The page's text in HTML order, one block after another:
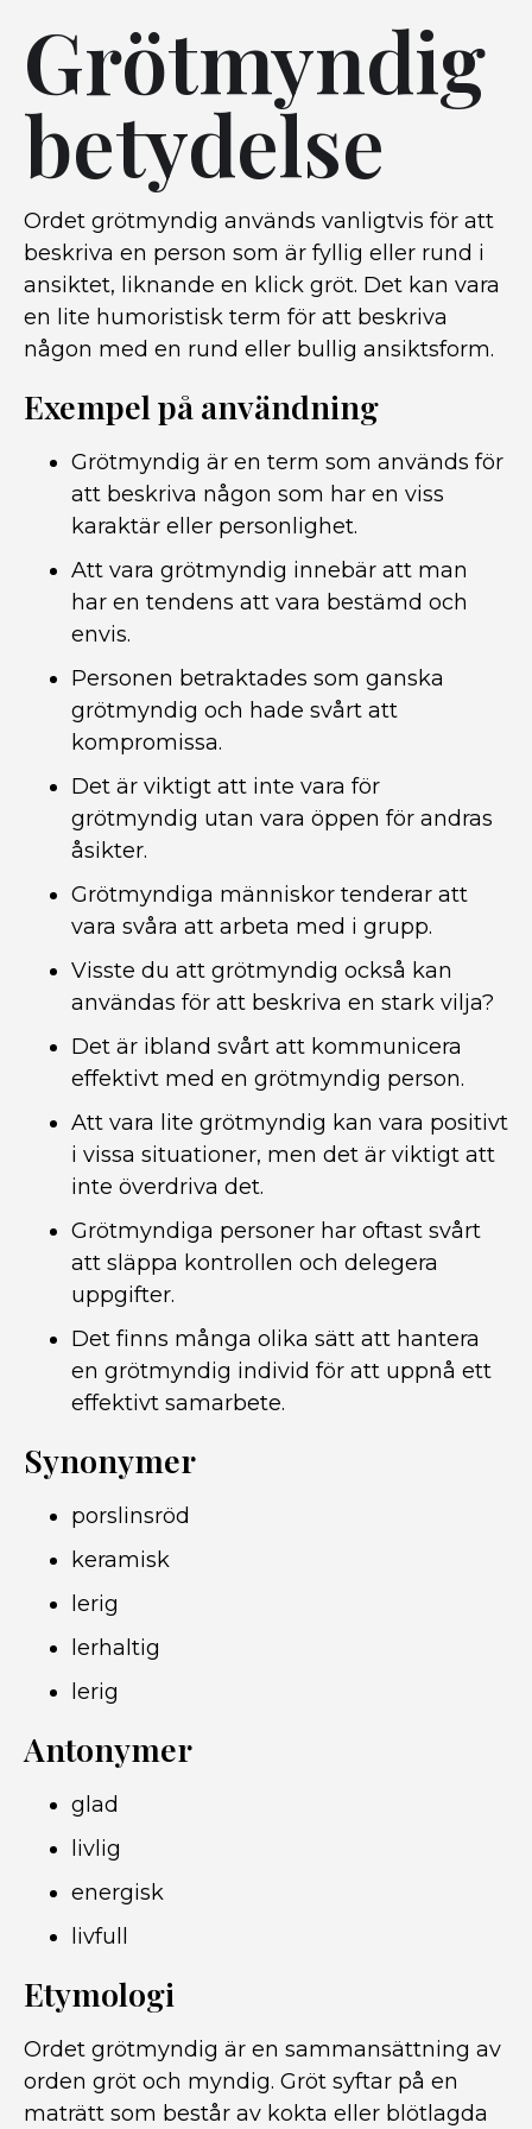
Grötmyndig
betydelse
Ordet grötmyndig används vanligtvis för att
beskriva en person som är fyllig eller rund i
ansiktet, liknande en klick gröt. Det kan vara
en lite humoristisk term för att beskriva
någon med en rund eller bullig ansiktsform.
Exempel på användning
Grötmyndig är en term som används för
att beskriva någon som har en viss
karaktär eller personlighet.
Att vara grötmyndig innebär att man
har en tendens att vara bestämd och
envis.
Personen betraktades som ganska
grötmyndig och hade svårt att
kompromissa.
Det är viktigt att inte vara för
grötmyndig utan vara öppen för andras
åsikter.
Grötmyndiga människor tenderar att
vara svåra att arbeta med i grupp.
Visste du att grötmyndig också kan
användas för att beskriva en stark vilja?
Det är ibland svårt att kommunicera
effektivt med en grötmyndig person.
Att vara lite grötmyndig kan vara positivt
i vissa situationer, men det är viktigt att
inte överdriva det.
Grötmyndiga personer har oftast svårt
att släppa kontrollen och delegera
uppgifter.
Det finns många olika sätt att hantera
en grötmyndig individ för att uppnå ett
effektivt samarbete.
Synonymer
porslinsröd
keramisk
lerig
lerhaltig
lerig
Antonymer
glad
livlig
energisk
livfull
Etymologi
Ordet grötmyndig är en sammansättning av
orden gröt och myndig. Gröt syftar på en
maträtt som består av kokta eller blötlagda